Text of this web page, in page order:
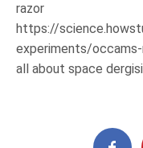
razor
https://
experiments/occams-
all about space dergisi